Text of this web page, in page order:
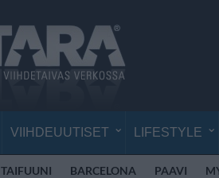
VIIHDEUUTISET LIFESTYLE
TAIFUUNI BARCELONA PAAVI